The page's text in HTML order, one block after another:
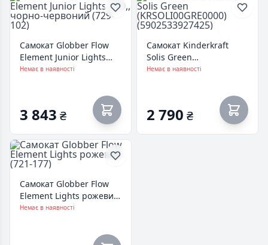
Самокат Globber Flow
Element Junior Lights
LED,, чорно-червоний
Немає в наявності
3 843 ₴
Самокат Kinderkraft
Solis Green
(KRSOLI00GRE0000)
Немає в наявності
2 790 ₴
Самокат Globber Flow
Element Lights рожевий
(721-177)
Немає в наявності